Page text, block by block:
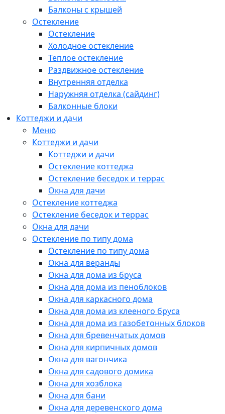
Балконы с крышей
Остекление
Остекление
Холодное остекление
Теплое остекление
Раздвижное остекление
Внутренняя отделка
Наружняя отделка (сайдинг)
Балконные блоки
Коттеджи и дачи
Меню
Коттеджи и дачи
Коттеджи и дачи
Остекление коттеджа
Остекление беседок и террас
Окна для дачи
Остекление коттеджа
Остекление беседок и террас
Окна для дачи
Остекление по типу дома
Остекление по типу дома
Окна для веранды
Окна для дома из бруса
Окна для дома из пеноблоков
Окна для каркасного дома
Окна для дома из клееного бруса
Окна для дома из газобетонных блоков
Окна для бревенчатых домов
Окна для кирпичных домов
Окна для вагончика
Окна для садового домика
Окна для хозблока
Окна для бани
Окна для деревенского дома